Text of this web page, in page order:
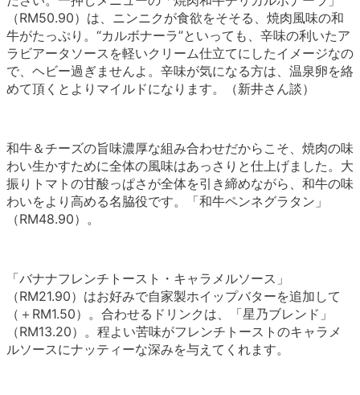
（RM50.90）は、ニンニクが食欲をそそる、焼肉風味の和
牛がたっぷり。“カルボナーラ”といっても、辛味の利いたア
ラビアータソースを軽いクリーム仕立てにしたイメージなの
で、ヘビー過ぎませんよ。辛味が気になる方は、温泉卵を絡
めて頂くとよりマイルドになります。（新井さん談）
和牛＆チーズの旨味濃厚な組み合わせだからこそ、焼肉の味
わい生かすために全体の風味はあっさりと仕上げました。大
振りトマトの甘酸っぱさが全体を引き締めながら、和牛の味
わいをより高める名脇役です。「和牛ペンネグラタン」
（RM48.90）。
「バナナフレンチトースト・キャラメルソース」
（RM21.90）はお好みで自家製ホイップバターを追加して
（＋RM1.50）。合わせるドリンクは、「星乃ブレンド」
（RM13.20）。程よい苦味がフレンチトーストのキャラメ
ルソースにナッティーな深みを与えてくれます。